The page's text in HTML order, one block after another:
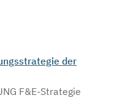
der
F&E-Strategie